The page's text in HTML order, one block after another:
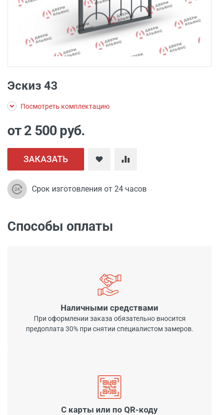
Эскиз 43
Посмотреть комплектацию
от 2 500 руб.
ЗАКАЗАТЬ
Срок изготовления от 24 часов
Способы оплаты
Наличными средствами
При оформлении заказа обязательно вносится
предоплата 30% при снятии специалистом замеров.
С карты или по QR-коду